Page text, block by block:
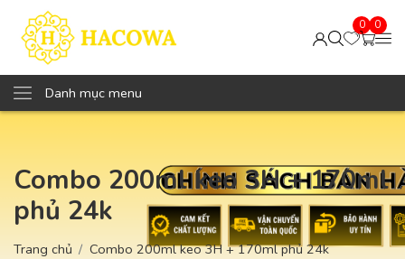
0 0
Danh mục menu
Combo 200ml keo 3H + 170ml
phủ 24k
Trang chủ Combo 200ml keo 3H + 170ml phủ 24k